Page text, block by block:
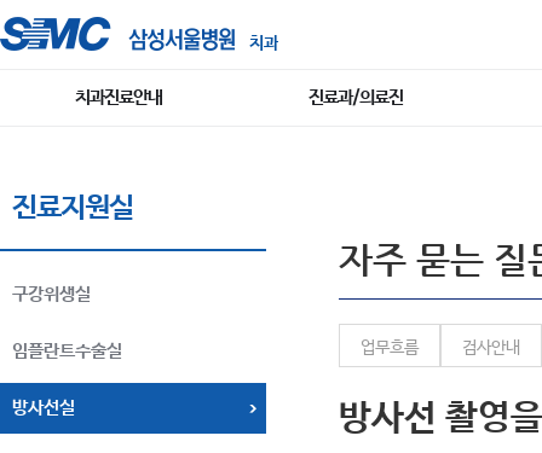
치과
치과진료안내 진료과/의료진
진료지원실
구강위생실
임플란트수술실
방사선실
자주 묻는 질
업무흐름 검사안내
방사선 촬영